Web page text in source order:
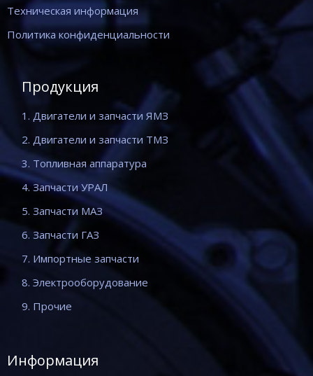
Техническая информация
Политика конфиденциальности
Продукция
1. Двигатели и запчасти ЯМЗ
2. Двигатели и запчасти ТМЗ
3. Топливная аппаратура
4. Запчасти УРАЛ
5. Запчасти МАЗ
6. Запчасти ГАЗ
7. Импортные запчасти
8. Электрооборудование
9. Прочие
Информация